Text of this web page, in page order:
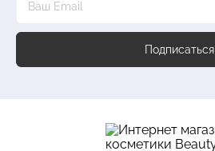
Подписаться